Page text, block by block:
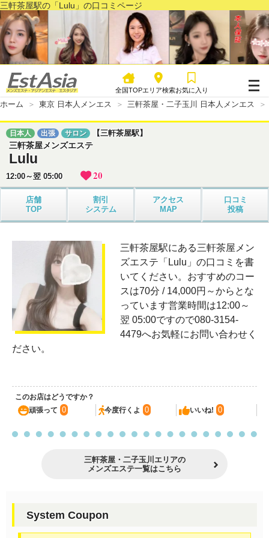
三軒茶屋駅の「Lulu」の口コミページ
全国TOPエリア検索お気に入り
ホーム 東京 日本人メンエス 三軒茶屋・二子玉川 日本人メンエス
日本人 出張 サロン 【三軒茶屋駅】
三軒茶屋メンズエステ
Lulu
12:00～翌 05:00 20
店舗
TOP
割引
システム
アクセス
MAP
口コミ
投稿
三軒茶屋駅にある三軒茶屋メン
ズエステ「Lulu」の口コミを書
いてください。おすすめのコー
スは70分 / 14,000円～からとな
っています営業時間は12:00～
翌 05:00ですので080-3154-
4479へお気軽にお問い合わせく
ださい。
このお店はどうですか？
頑張って 0 今度行くよ 0 いいね! 0
三軒茶屋・二子玉川エリアの
メンズエステ一覧はこちら
System Coupon